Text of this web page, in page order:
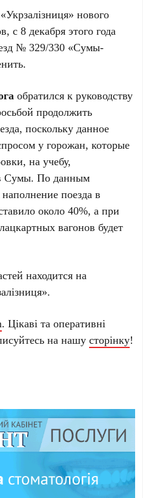
нового
с 8 декабря этого года
№ 329/330 «Сумы-
обратился к руководству
продолжить
поскольку данное
у горожан, которые
на учебу,
Сумы. По данным
поезда в
около 40%, а при
вагонов будет
находится на
. Цікаві та оперативні
на нашусторінку!